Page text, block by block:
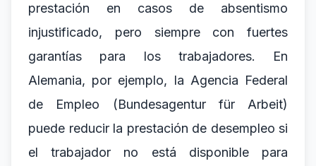
prestación en casos de absentismo
injustificado, pero siempre con fuertes
garantías para los trabajadores. En
Alemania, por ejemplo, la Agencia Federal
de Empleo (Bundesagentur für Arbeit)
puede reducir la prestación de desempleo si
el trabajador no está disponible para